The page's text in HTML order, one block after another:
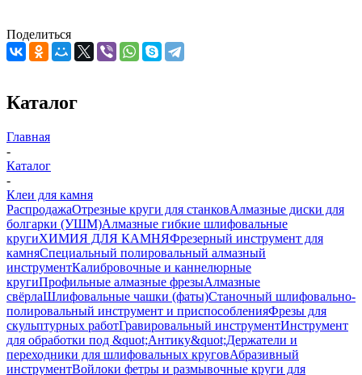
Поделиться
Каталог
Главная
-
Каталог
-
Клеи для камня
РаспродажаОтрезные круги для станковАлмазные диски для
болгарки (УШМ)Алмазные гибкие шлифовальные
кругиХИМИЯ ДЛЯ КАМНЯФрезерный инструмент для
камняСпециальный полировальный алмазный
инструментКалибровочные и каннелюрные
кругиПрофильные алмазные фрезыАлмазные
свёрлаШлифовальные чашки (фаты)Станочный шлифовально-
полировальный инструмент и приспособленияФрезы для
скульптурных работГравировальный инструментИнструмент
для обработки под &quot;Антику&quot;Держатели и
переходники для шлифовальных круговАбразивный
инструментВойлоки фетры и размывочные круги для